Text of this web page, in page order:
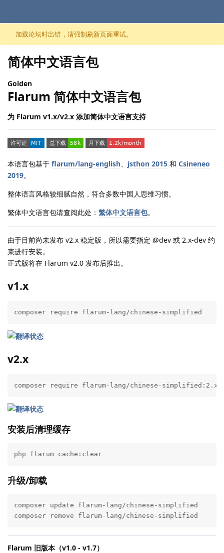
跳至内容
加载论坛时出错，请强制刷新页面重试。
简体中文语言包
Golden
Flarum 简体中文语言包
为 Flarum v1.x/v2.x 添加简体中文语言支持
本语言包基于 flarum/lang-english、 jsthon 2015 和 Csineneo
2019。
整体语言风格较细腻自然，符合多数中国人思维习惯。
繁体中文语言包请查阅此处： 繁体中文语言包。
由于目前尚未发布 v2.x 稳定版，所以需要指定 @dev 或 2.x-dev 约
束进行安装。
正式版将在 Flarum v2.0 发布后推出。
v1.x
composer require flarum-lang/chinese-simplified
v2.x
composer require flarum-lang/chinese-simplified:2.x-
安装后清理缓存
php flarum cache:clear
升级/卸载
composer update flarum-lang/chinese-simplified
composer remove flarum-lang/chinese-simplified
Flarum 旧版本（v1.0 - v1.7）